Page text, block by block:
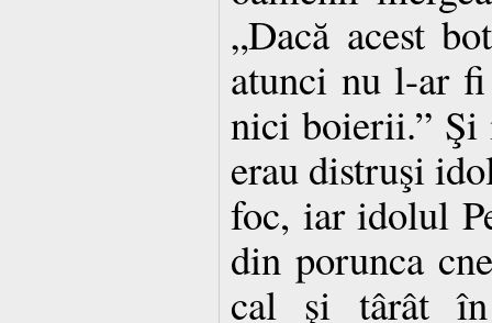
„Dacă acest
atunci nu l-ar
nici boierii.” Şi
erau distruşi
foc, iar idolul
din porunca
cal şi târât